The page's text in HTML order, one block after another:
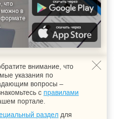
что
можно в
формате
внимание, что
указания по
вопросы –
с правилами
портале.
раздел для